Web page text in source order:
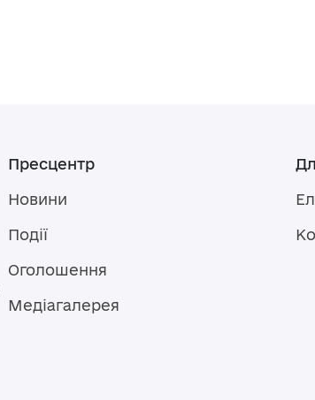
Пресцентр
Новини
Події
Оголошення
Медіагалерея